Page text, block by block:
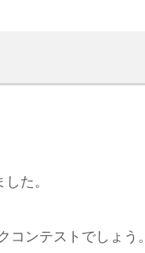
た。
コンテストでしょう。